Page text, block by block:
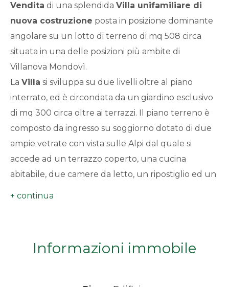
Vendita di una splendidaVilla unifamiliare di
nuova costruzione posta in posizione dominante
angolare su un lotto di terreno di mq 508 circa
situata in una delle posizioni più ambite di
Villanova Mondovì.
LaVilla si sviluppa su due livelli oltre al piano
interrato, ed è circondata da un giardino esclusivo
di mq 300 circa oltre ai terrazzi. Il piano terreno è
composto da ingresso su soggiorno dotato di due
ampie vetrate con vista sulle Alpi dal quale si
accede ad un terrazzo coperto, una cucina
abitabile, due camere da letto, un ripostiglio ed un
bagno. Attraverso una comoda scala dal soggiorno
la comoda scala interna si giunge al piano interrato
Informazioni immobile
5+
Bagni
minimi
Qualsiasi
1
2